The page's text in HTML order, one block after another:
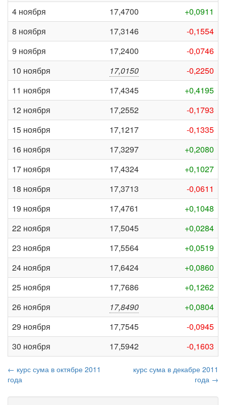
4 ноября
17,4700
+0,0911
8 ноября
17,3146
-0,1554
9 ноября
17,2400
-0,0746
10 ноября
17,0150
-0,2250
11 ноября
17,4345
+0,4195
12 ноября
17,2552
-0,1793
15 ноября
17,1217
-0,1335
16 ноября
17,3297
+0,2080
17 ноября
17,4324
+0,1027
18 ноября
17,3713
-0,0611
19 ноября
17,4761
+0,1048
22 ноября
17,5045
+0,0284
23 ноября
17,5564
+0,0519
24 ноября
17,6424
+0,0860
25 ноября
17,7686
+0,1262
26 ноября
17,8490
+0,0804
29 ноября
17,7545
-0,0945
30 ноября
17,5942 -0,1603
← курс сума в октябре 2011
года
курс сума в декабре 2011
года →